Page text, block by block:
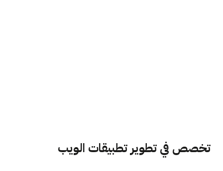
تخصص في تطوير تطبيقات الويب